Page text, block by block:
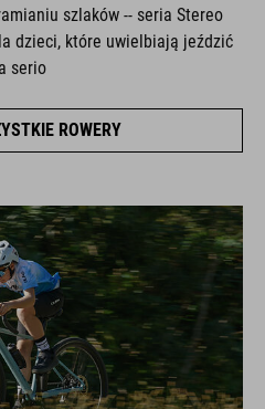
szlaków -- seria Stereo
dzieci, które uwielbiają jeździć
serio
ROWERY